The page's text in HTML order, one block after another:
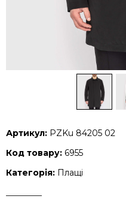
Артикул: PZKu 84205 02
Код товару: 6955
Категорія: Плащі